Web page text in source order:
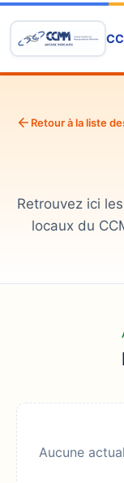
Retour à la liste
Retrouvez ici
locaux du
Aucune